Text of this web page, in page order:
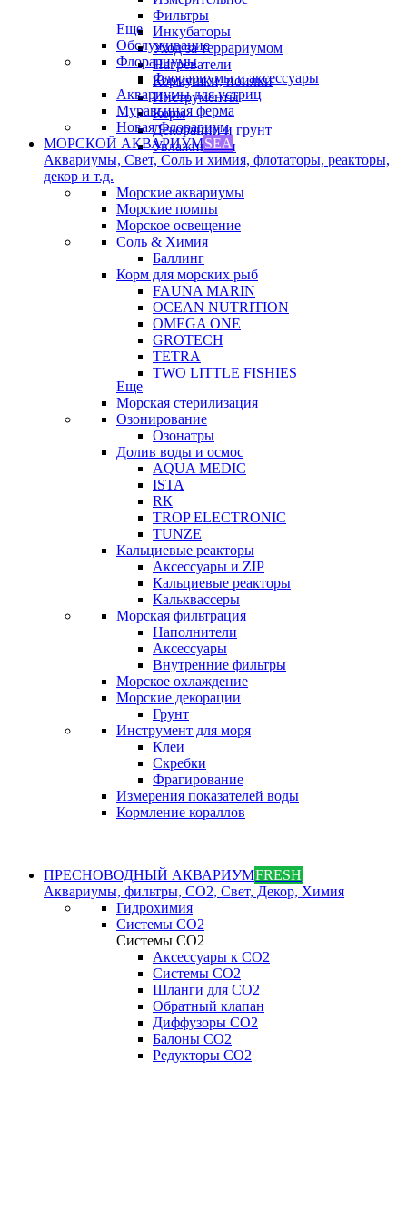
Фильтры
Инкубаторы
Уход за террариумом
Нагреватели
Кормушки, поилки
Инструменты
Корм
Декорации и грунт
Увлажнители
Еще
Обслуживание
Флорариумы
Флорариумы и аксессуары
Аквариумы для устриц
Муравьиная ферма
Новая Флорариум
МОРСКОЙ АКВАРИУМSEA
Аквариумы, Свет, Соль и химия, флотаторы, реакторы,
декор и т.д.
Морские аквариумы
Морские помпы
Морское освещение
Соль & Химия
Баллинг
Корм для морских рыб
FAUNA MARIN
OCEAN NUTRITION
OMEGA ONE
GROTECH
TETRA
TWO LITTLE FISHIES
Еще
Морская стерилизация
Озонирование
Озонатры
Долив воды и осмос
AQUA MEDIC
ISTA
RК
TROP ELECTRONIC
TUNZE
Кальциевые реакторы
Аксессуары и ZIP
Кальциевые реакторы
Кальквассеры
Морская фильтрация
Наполнители
Аксессуары
Внутренние фильтры
Морское охлаждение
Морские декорации
Грунт
Инструмент для моря
Клеи
Скребки
Фрагирование
Измерения показателей воды
Кормление кораллов
ПРЕСНОВОДНЫЙ АКВАРИУМFRESH
Аквариумы, фильтры, СО2, Свет, Декор, Химия
Гидрохимия
Системы СО2
Системы СО2
Аксессуары к СО2
Системы СО2
Шланги для CO2
Обратный клапан
Диффузоры СO2
Балоны CO2
Редукторы CO2